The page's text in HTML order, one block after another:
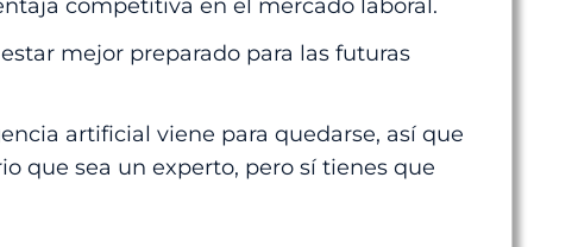
competitiva en el mercado laboral.
mejor preparado para las futuras
artificial viene para quedarse, así que
que sea un experto, pero sí tienes que